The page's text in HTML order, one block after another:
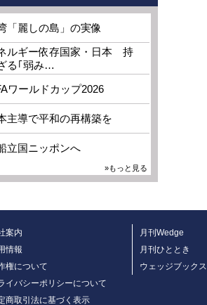
「麗しの島」の実像
ルギー依存国家・日本 持
る｢弱み…
ワールドカップ2026
主導で平和の再構築を
立国ニッポンへ
»もっと見る
案内
情報
権について
イバシーポリシーについて
商取引法に基づく表示
月刊Wedge
月刊ひととき
ウェッジブックス